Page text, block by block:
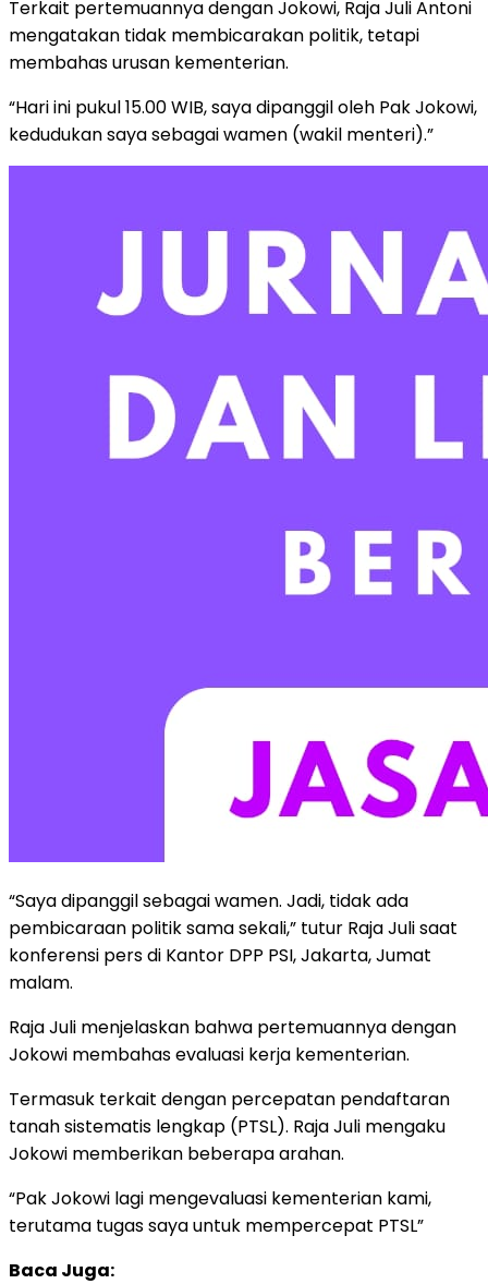
Terkait pertemuannya dengan Jokowi, Raja Juli Antoni
mengatakan tidak membicarakan politik, tetapi
membahas urusan kementerian.
“Hari ini pukul 15.00 WIB, saya dipanggil oleh Pak Jokowi,
kedudukan saya sebagai wamen (wakil menteri).”
“Saya dipanggil sebagai wamen. Jadi, tidak ada
pembicaraan politik sama sekali,” tutur Raja Juli saat
konferensi pers di Kantor DPP PSI, Jakarta, Jumat
malam.
Raja Juli menjelaskan bahwa pertemuannya dengan
Jokowi membahas evaluasi kerja kementerian.
Termasuk terkait dengan percepatan pendaftaran
tanah sistematis lengkap (PTSL). Raja Juli mengaku
Jokowi memberikan beberapa arahan.
“Pak Jokowi lagi mengevaluasi kementerian kami,
terutama tugas saya untuk mempercepat PTSL”
Baca Juga: